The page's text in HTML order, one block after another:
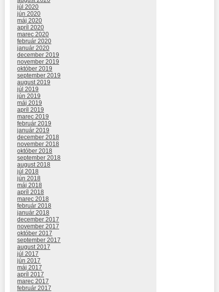
júl 2020
jún 2020
máj 2020
apríl 2020
marec 2020
február 2020
január 2020
december 2019
november 2019
október 2019
september 2019
august 2019
júl 2019
jún 2019
máj 2019
apríl 2019
marec 2019
február 2019
január 2019
december 2018
november 2018
október 2018
september 2018
august 2018
júl 2018
jún 2018
máj 2018
apríl 2018
marec 2018
február 2018
január 2018
december 2017
november 2017
október 2017
september 2017
august 2017
júl 2017
jún 2017
máj 2017
apríl 2017
marec 2017
február 2017